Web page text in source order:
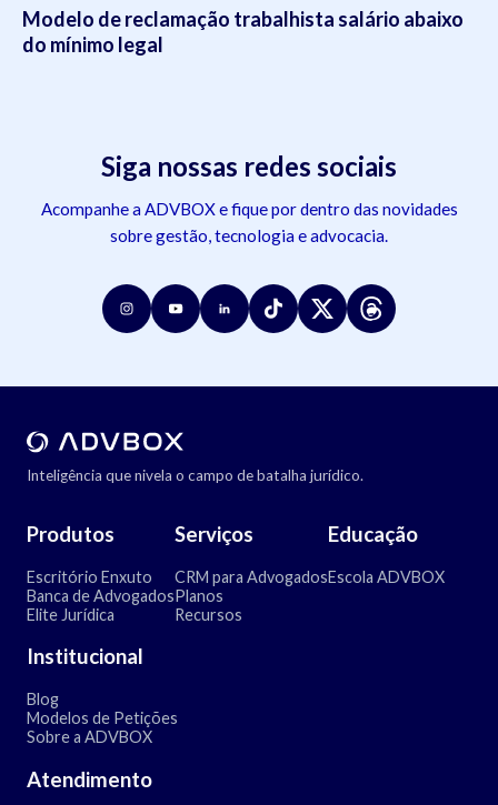
Modelo de reclamação trabalhista salário abaixo
do mínimo legal
Siga nossas redes sociais
Acompanhe a ADVBOX e fique por dentro das novidades
sobre gestão, tecnologia e advocacia.
Inteligência que nivela o campo de batalha jurídico.
Produtos
Escritório Enxuto
Banca de Advogados
Elite Jurídica
Serviços
CRM para Advogados
Planos
Recursos
Educação
Escola ADVBOX
Institucional
Blog
Modelos de Petições
Sobre a ADVBOX
Atendimento